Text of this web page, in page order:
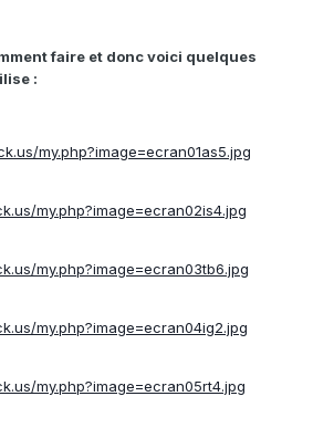
faire et donc voici quelques
:
my.php?image=ecran01as5.jpg
my.php?image=ecran02is4.jpg
my.php?image=ecran03tb6.jpg
my.php?image=ecran04ig2.jpg
my.php?image=ecran05rt4.jpg